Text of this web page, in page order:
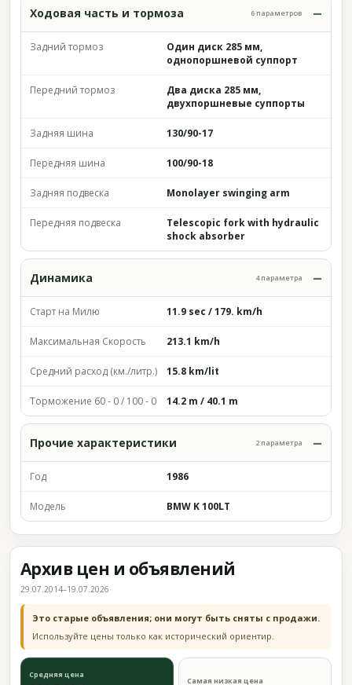
Ходовая часть и тормоза 6 параметров
Задний тормоз
Один диск 285 мм,
однопоршневой суппорт
Передний тормоз
Два диска 285 мм,
двухпоршневые суппорты
Задняя шина 130/90-17
Передняя шина 100/90-18
Задняя подвеска Monolayer swinging arm
Передняя подвеска
Telescopic fork with hydraulic
shock absorber
Динамика 4 параметра
Старт на Милю 11.9 sec / 179. km/h
Максимальная Скорость 213.1 km/h
Средний расход (км./литр.) 15.8 km/lit
Торможение 60 - 0 / 100 - 0 14.2 m / 40.1 m
Прочие характеристики 2 параметра
Год 1986
Модель BMW K 100LT
Архив цен и объявлений
29.07.2014–19.07.2026
Это старые объявления; они могут быть сняты с продажи.
Используйте цены только как исторический ориентир.
Средняя цена
Самая низкая цена